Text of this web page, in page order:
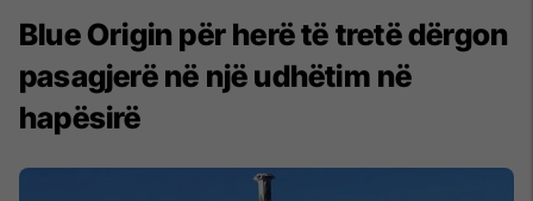
Blue Origin për herë të tretë dërgon
pasagjerë në një udhëtim në
hapësirë